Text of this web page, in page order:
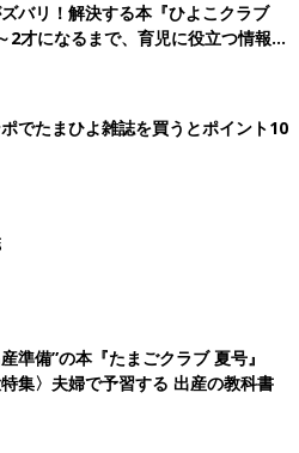
はじめて日記#20】
バリ！解決する本『ひよこクラブ
才になるまで、育児に役立つ情報が
でたまひよ雑誌を買うとポイント10
準備”の本『たまごクラブ 夏号』
特集〉夫婦で予習する 出産の教科書